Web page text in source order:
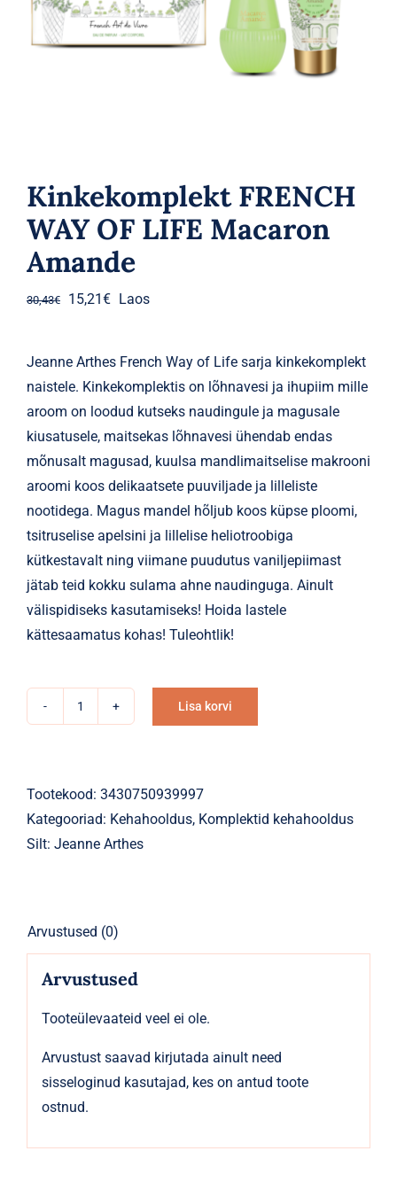
Parfüümid
Kinkekomplekt FRENCH
WAY OF LIFE Macaron
Amande
30,43€
Algne
30,43€.
15,21€Praegune
15,21€.
Laos
Jeanne Arthes French Way of Life sarja kinkekomplekt
naistele. Kinkekomplektis on lõhnavesi ja ihupiim mille
aroom on loodud kutseks naudingule ja magusale
kiusatusele, maitsekas lõhnavesi ühendab endas
mõnusalt magusad, kuulsa mandlimaitselise makrooni
aroomi koos delikaatsete puuviljade ja lilleliste
nootidega. Magus mandel hõljub koos küpse ploomi,
tsitruselise apelsini ja lillelise heliotroobiga
kütkestavalt ning viimane puudutus vaniljepiimast
jätab teid kokku sulama ahne naudinguga. Ainult
välispidiseks kasutamiseks! Hoida lastele
kättesaamatus kohas! Tuleohtlik!
OF
LIFE
Macaron
Lisa korvi
Alternative:
Tootekood: 3430750939997
Kategooriad: Kehahooldus, Komplektid kehahooldus
Silt: Jeanne Arthes
Arvustused (0)
Arvustused
Tooteülevaateid veel ei ole.
Arvustust saavad kirjutada ainult need
sisseloginud kasutajad, kes on antud toote
ostnud.